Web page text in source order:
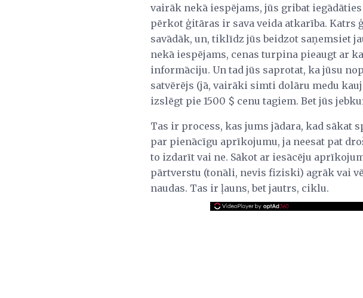
vairāk nekā iespējams, jūs gribat
pērkot ģitāras ir sava veida atkarība.
savādāk, un, tiklīdz jūs beidzot saņemsiet
nekā iespējams, cenas turpina pieaugt ar
informāciju. Un tad jūs saprotat, ka jūsu
satvērējs (jā, vairāki simti dolāru medu
izslēgt pie 1500 $ cenu tagiem. Bet jūs
Tas ir process, kas jums jādara, kad sākat
par pienācīgu aprīkojumu, ja neesat pat
to izdarīt vai ne. Sākot ar iesācēju
pārtverstu (tonāli, nevis fiziski) agrāk vai
naudas. Tas ir ļauns, bet jautrs, ciklu.